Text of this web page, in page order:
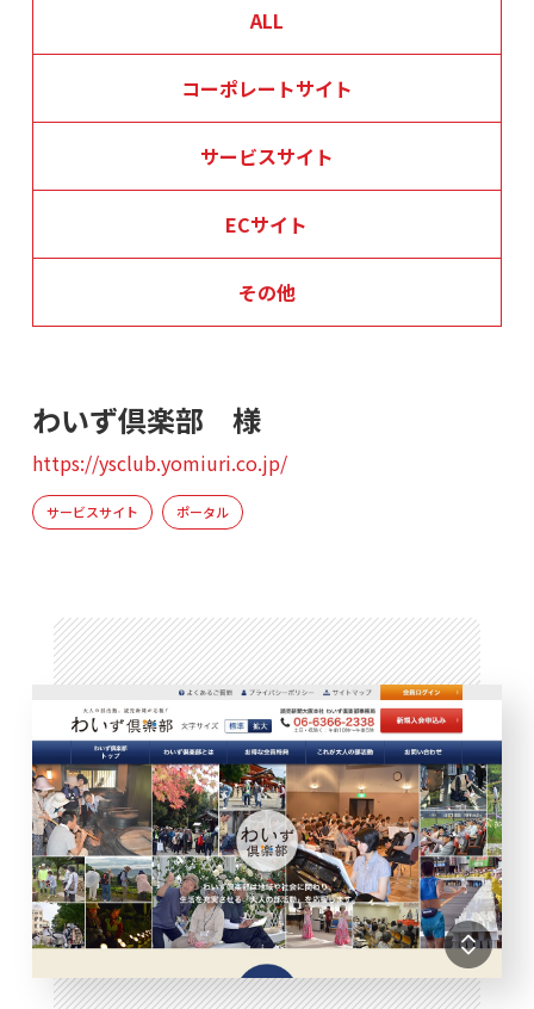
ALL
コーポレートサイト
サービスサイト
ECサイト
その他
わいず倶楽部 様
https://ysclub.yomiuri.co.jp/
サービスサイト ポータル